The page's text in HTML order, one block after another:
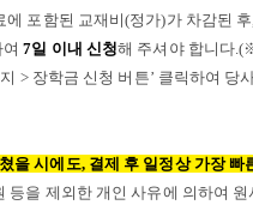
포함된 교재비(정가)가 차감된
7일 이내 신청해 주셔야 합니다.(
> 장학금 신청 버튼’ 클릭하여
을 시에도, 결제 후 일정상 가장
등을 제외한 개인 사유에 의하여